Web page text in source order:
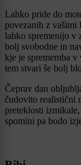
Lahko pride do
povezanih z
lahko spremenijo v
bolj svobodne in
kje je sprememba
tem stvari še bolj
Čeprav dan
čudovito realistični
preteklosti
spomini pa bodo